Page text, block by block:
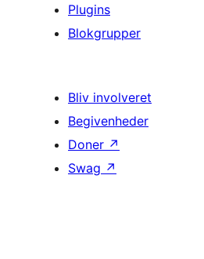
Plugins
Blokgrupper
Bliv involveret
Begivenheder
Doner ↗
Swag ↗